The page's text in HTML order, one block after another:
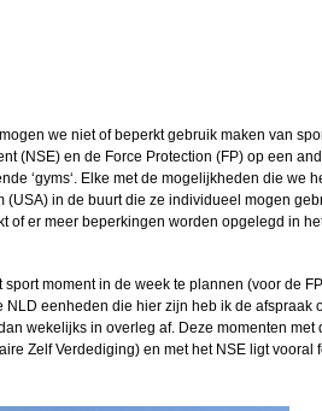
we niet of beperkt gebruik maken van
(NSE) en de Force Protection (FP) op een
‘gyms‘. Elke met de mogelijkheden die we
(USA) in de buurt die ze individueel mogen
of er meer beperkingen worden opgelegd in
moment in de week te plannen (voor de
eenheden die hier zijn heb ik de afspraak
wekelijks in overleg af. Deze momenten met
Zelf Verdediging) en met het NSE ligt vooral